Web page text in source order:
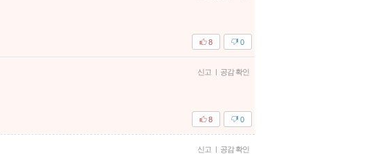
0
8
신고 | 공감 확인
0
8
신고 | 공감 확인